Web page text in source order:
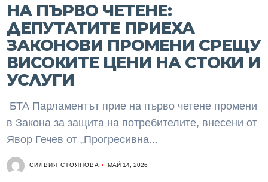
НА ПЪРВО ЧЕТЕНЕ:
ДЕПУТАТИТЕ ПРИЕХА
ЗАКОНОВИ ПРОМЕНИ СРЕЩУ
ВИСОКИТЕ ЦЕНИ НА СТОКИ И
УСЛУГИ
БТА Парламентът прие на първо четене промени
в Закона за защита на потребителите, внесени от
Явор Гечев от „Прогресивна...
СИЛВИЯ СТОЯНОВА МАЙ 14, 2026